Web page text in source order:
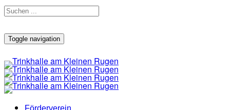
Toggle navigation
Förderverein